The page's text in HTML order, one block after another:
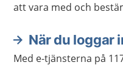
att vara med och
När du loggar
Med e-tjänsterna på